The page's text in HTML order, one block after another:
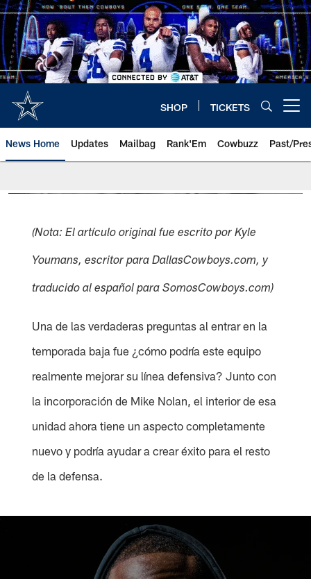
Skip
to
main
content
SHOP TICKETS
News Home Updates Mailbag Rank'Em Cowbuzz Past/
(Nota: El artículo original fue escrito por Kyle
Youmans, escritor para DallasCowboys.com, y
traducido al español para SomosCowboys.com)
Una de las verdaderas preguntas al entrar en la
temporada baja fue ¿cómo podría este equipo
realmente mejorar su línea defensiva? Junto con
la incorporación de Mike Nolan, el interior de esa
unidad ahora tiene un aspecto completamente
nuevo y podría ayudar a crear éxito para el resto
de la defensa.